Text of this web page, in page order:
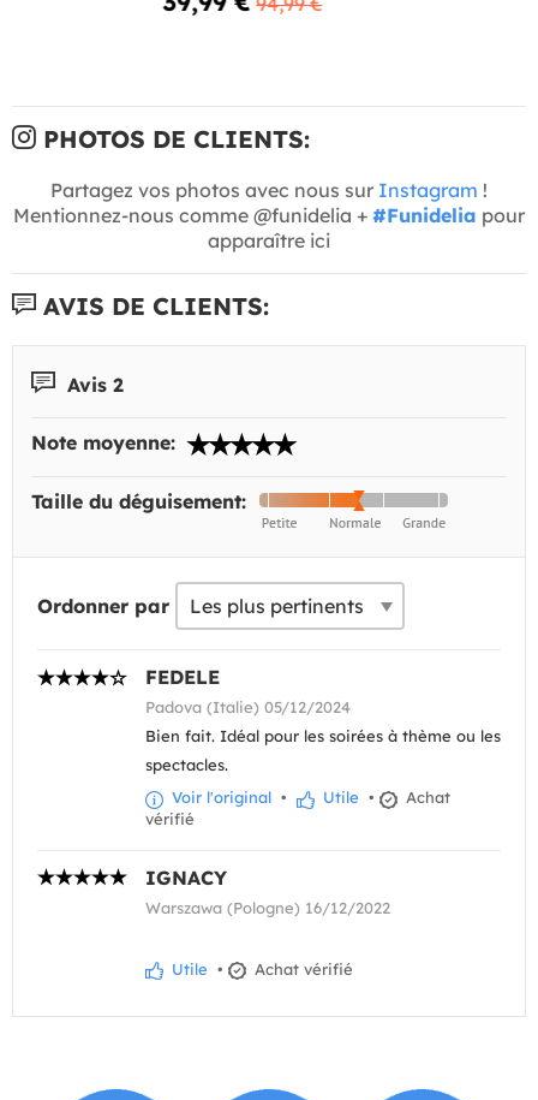
PHOTOS DE CLIENTS:
Partagez vos photos avec nous sur Instagram !
Mentionnez-nous comme @funidelia + #Funidelia pour
apparaître ici
AVIS DE CLIENTS:
Avis 2
Note moyenne:
Taille du déguisement:
Ordonner par
FEDELE
Padova (Italie) 05/12/2024
Bien fait. Idéal pour les soirées à thème ou les
spectacles.
Voir l'original • Utile •
Achat
vérifié
IGNACY
Warszawa (Pologne) 16/12/2022
Utile • Achat vérifié